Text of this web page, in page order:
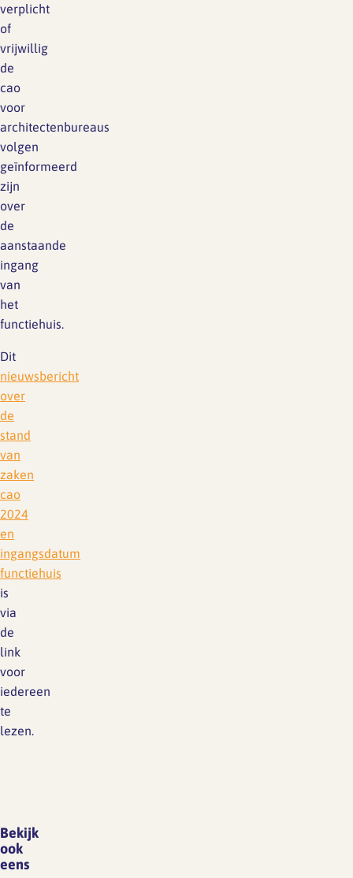
verplicht
of
vrijwillig
de
cao
voor
architectenbureaus
volgen
geïnformeerd
zijn
over
de
aanstaande
ingang
van
het
functiehuis.
Dit
nieuwsbericht
over
de
stand
van
zaken
cao
2024
en
ingangsdatum
functiehuis
is
via
de
link
voor
iedereen
te
lezen.
Bekijk
ook
eens